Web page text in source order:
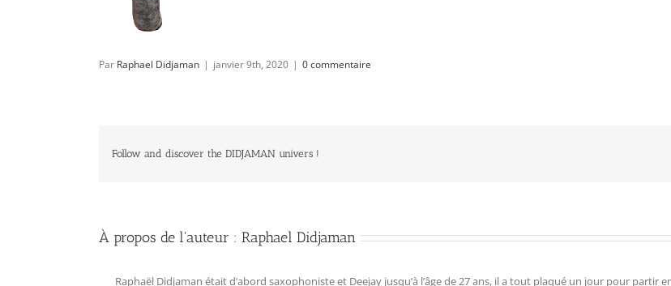
Par Raphael Didjaman | janvier 9th, 2020 | 0 commentaire
Follow and discover the DIDJAMAN univers !
À propos de l'auteur : Raphael Didjaman
Raphaël Didjaman était d’abord saxophoniste et Deejay jusqu’à l’âge de 27 ans, il a tout plaqué un jour pour partir